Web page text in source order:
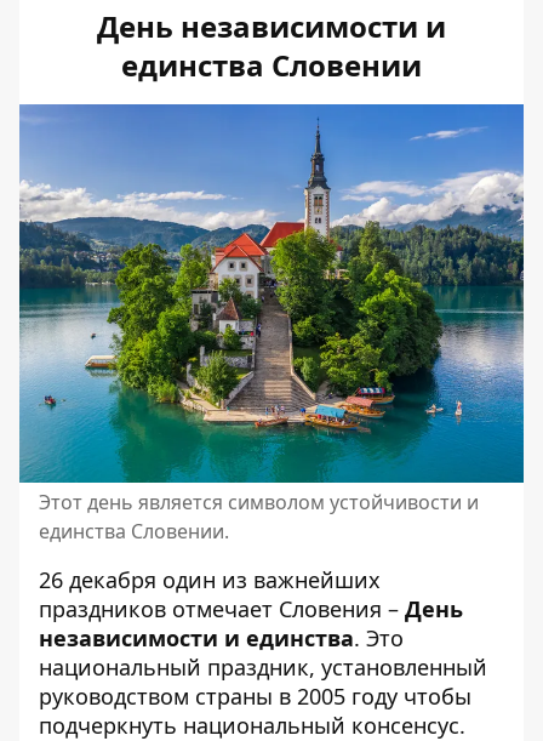
День независимости и
единства Словении
Этот день является символом устойчивости и
единства Словении.
26 декабря один из важнейших
праздников отмечает Словения – День
независимости и единства. Это
национальный праздник, установленный
руководством страны в 2005 году чтобы
подчеркнуть национальный консенсус.